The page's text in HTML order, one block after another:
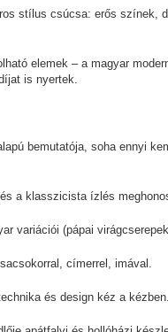
stílus csúcsa: erős színek,
elemek – a magyar
is nyertek.
bemutatója, soha ennyi
a klasszicista ízlés
variációi (pápai
címerrel, imával.
és design kéz a kézben.